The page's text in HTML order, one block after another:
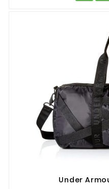
Under